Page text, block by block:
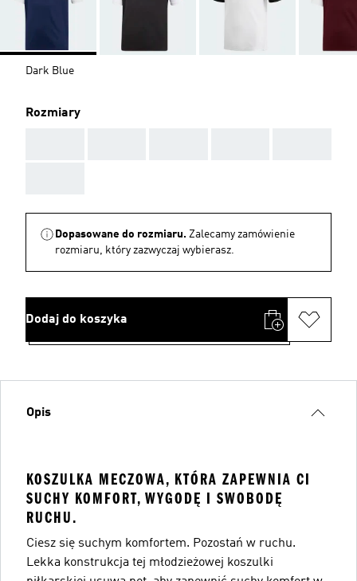
Dark Blue
Rozmiary
Dopasowane do rozmiaru. Zalecamy zamówienie
rozmiaru, który zazwyczaj wybierasz.
Dodaj do koszyka
Opis
KOSZULKA MECZOWA, KTÓRA ZAPEWNIA CI
SUCHY KOMFORT, WYGODĘ I SWOBODĘ
RUCHU.
Ciesz się suchym komfortem. Pozostań w ruchu.
Lekka konstrukcja tej młodzieżowej koszulki